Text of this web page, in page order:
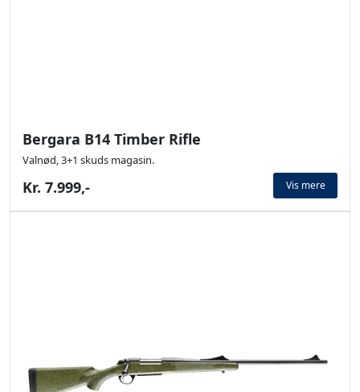
Bergara B14 Timber Rifle
Valnød, 3+1 skuds magasin.
Kr. 7.999,- Vis mere